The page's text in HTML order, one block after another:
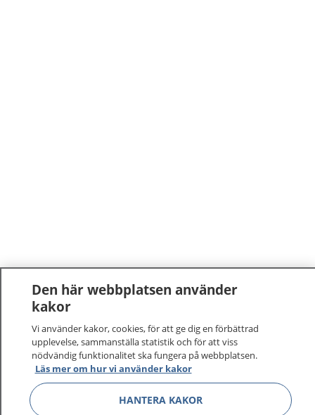
Den här webbplatsen använder
kakor
Vi använder kakor, cookies, för att ge dig en förbättrad
upplevelse, sammanställa statistik och för att viss
nödvändig funktionalitet ska fungera på webbplatsen.
Läs mer om hur vi använder kakor
HANTERA KAKOR